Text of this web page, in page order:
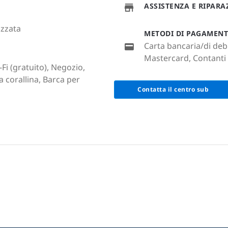
(gratuito), Negozio,
corallina, Barca per
ASSISTENZA E
METODI DI
Carta bancaria/di
Mastercard, Contanti
Contatta il centro sub